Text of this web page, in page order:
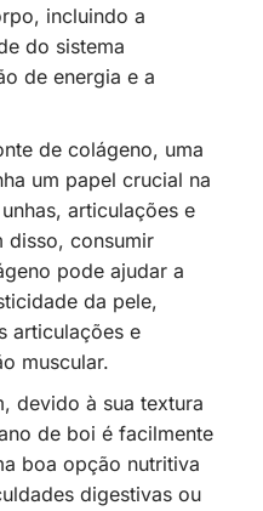
incluindo a
do sistema
de energia e a
de colágeno, uma
um papel crucial na
articulações e
disso, consumir
pode ajudar a
da pele,
articulações e
muscular.
devido à sua textura
de boi é facilmente
boa opção nutritiva
digestivas ou